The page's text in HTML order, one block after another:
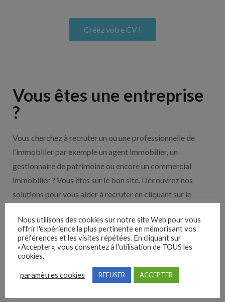
Créez votre CV !
Vous êtes une entreprise
?
Vous cherchez à recruter un ou une professionnelle de
l’immobilier par exemple un agent immobilier, un
gestionnaire de patrimoine ou encore un commercial
immobilier ? Vous êtes sur le bon site. Découvrez nos
solutions pour vous aider à recruter en cliquant sur le
Nos solutions entreprises
Découvrez nos partenaires ! Moteurs de recherches,
multidiffuseurs, sites payant… nombreux sont nos
Nous utilisons des cookies sur notre site Web pour vous
offrir l'expérience la plus pertinente en mémorisant vos
préférences et les visites répétées. En cliquant sur
«Accepter», vous consentez à l'utilisation de TOUS les
cookies.
paramètres cookies REFUSER ACCEPTER